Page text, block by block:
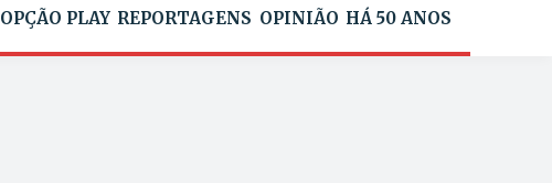
OPÇÃO PLAY REPORTAGENS OPINIÃO HÁ 50 ANOS